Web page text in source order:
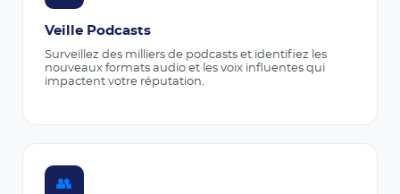
Veille Podcasts
Surveillez des milliers de podcasts et identifiez les
nouveaux formats audio et les voix influentes qui
impactent votre réputation.
👥